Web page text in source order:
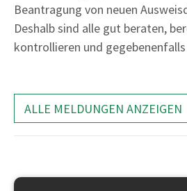
Beantragung von neuen
Deshalb sind alle gut beraten,
kontrollieren und
ALLE MELDUNGEN ANZEIGEN